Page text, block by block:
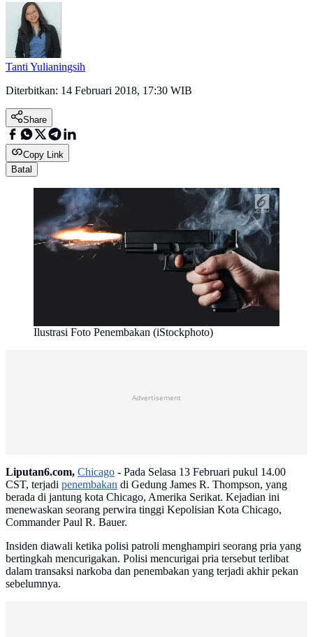
Tanti Yulianingsih
Diterbitkan: 14 Februari 2018, 17:30 WIB
Share
Copy Link
Batal
Ilustrasi Foto Penembakan (iStockphoto)
Advertisement
Liputan6.com, Chicago - Pada Selasa 13 Februari pukul 14.00
CST, terjadi penembakan di Gedung James R. Thompson, yang
berada di jantung kota Chicago, Amerika Serikat. Kejadian ini
menewaskan seorang perwira tinggi Kepolisian Kota Chicago,
Commander Paul R. Bauer.
Insiden diawali ketika polisi patroli menghampiri seorang pria yang
bertingkah mencurigakan. Polisi mencurigai pria tersebut terlibat
dalam transaksi narkoba dan penembakan yang terjadi akhir pekan
sebelumnya.